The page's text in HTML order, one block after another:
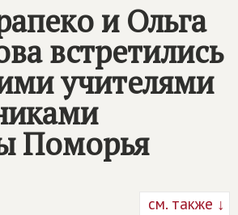
и Ольга
встретились
учителями
Поморья
см. также ↓